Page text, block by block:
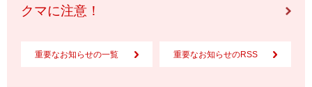
クマに注意！
重要なお知らせの一覧 重要なお知らせのRSS